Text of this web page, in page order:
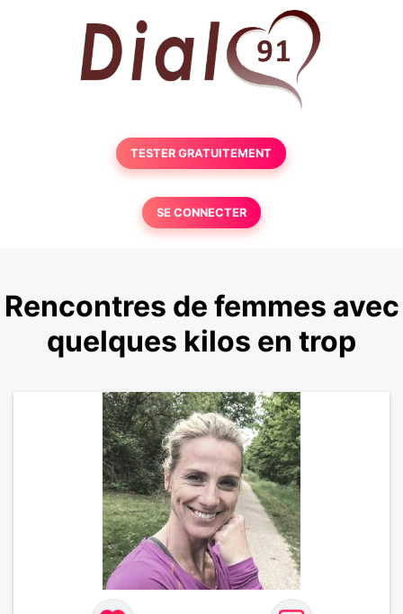
TESTER GRATUITEMENT
SE CONNECTER
Rencontres de femmes avec
quelques kilos en trop